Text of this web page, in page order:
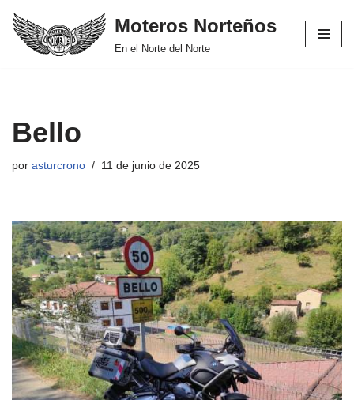
Saltar
Moteros Norteños
En el Norte del Norte
Bello
por asturcrono 11 de junio de 2025